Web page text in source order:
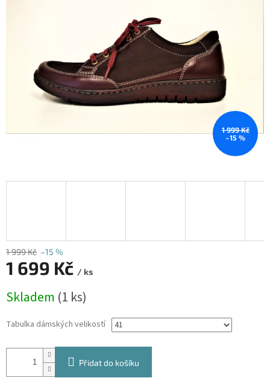
hvězdiček.
1 999 Kč
–15 %
1 999 Kč –15 %
1 699 Kč / ks
cena:
Skladem (1 ks)
Tabulka dámských velikostí
Přidat do košíku